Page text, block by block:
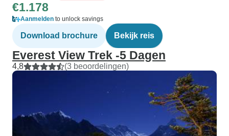
€1.178
Aanmelden to unlock savings
Download brochure Bekijk reis
Everest View Trek -5 Dagen
4,8 (3 beoordelingen)